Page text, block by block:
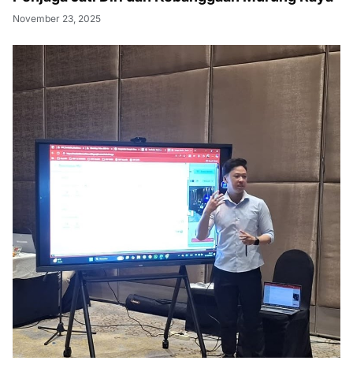
November 23, 2025